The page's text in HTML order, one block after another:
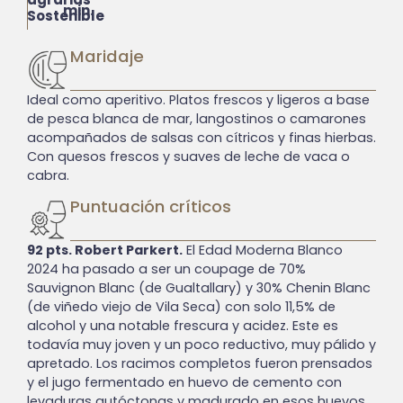
Sostenible
min.
Maridaje
Ideal como aperitivo. Platos frescos y ligeros a base
de pesca blanca de mar, langostinos o camarones
acompañados de salsas con cítricos y finas hierbas.
Con quesos frescos y suaves de leche de vaca o
cabra.
Puntuación críticos
92 pts. Robert Parkert. El Edad Moderna Blanco
2024 ha pasado a ser un coupage de 70%
Sauvignon Blanc (de Gualtallary) y 30% Chenin Blanc
(de viñedo viejo de Vila Seca) con solo 11,5% de
alcohol y una notable frescura y acidez. Este es
todavía muy joven y un poco reductivo, muy pálido y
apretado. Los racimos completos fueron prensados ​​
y el jugo fermentado en huevo de cemento con